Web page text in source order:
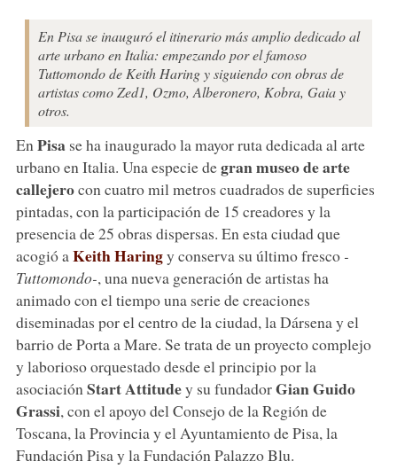
En Pisa se inauguró el itinerario más amplio dedicado al
arte urbano en Italia: empezando por el famoso
Tuttomondo de Keith Haring y siguiendo con obras de
artistas como Zed1, Ozmo, Alberonero, Kobra, Gaia y
otros.
En Pisa se ha inaugurado la mayor ruta dedicada al arte
urbano en Italia. Una especie degran museo de arte
callejerocon cuatro mil metros cuadrados de superficies
pintadas, con la participación de 15 creadores y la
presencia de 25 obras dispersas. En esta ciudad que
acogió a Keith Haringy conserva su último fresco -
Tuttomondo-, una nueva generación de artistas ha
animado con el tiempo una serie de creaciones
diseminadas por el centro de la ciudad, la Dársena y el
barrio de Porta a Mare. Se trata de un proyecto complejo
y laborioso orquestado desde el principio por la
asociación Start Attitudey su fundadorGian Guido
Grassi, con el apoyo del Consejo de la Región de
Toscana, la Provincia y el Ayuntamiento de Pisa, la
Fundación Pisa y la Fundación Palazzo Blu.